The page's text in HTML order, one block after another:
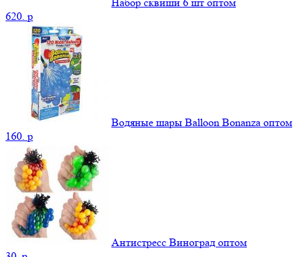
620. p
Водяные шары Balloon Bonanza оптом
160. p
Антистресс Виноград оптом